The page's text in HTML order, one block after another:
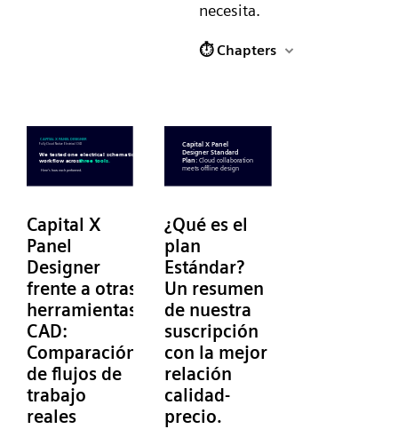
necesita.
⏱ Chapters
Capital X
Panel
Designer
frente a otras
herramientas
CAD:
Comparación
de flujos de
trabajo
reales
¿Qué es el
plan
Estándar?
Un resumen
de nuestra
suscripción
con la mejor
relación
calidad-
precio.